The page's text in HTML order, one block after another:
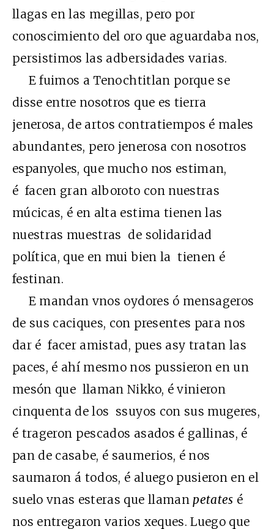
llagas en las megillas, pero por
conoscimiento del oro que aguardaba nos,
persistimos las adbersidades varias.
E fuimos a Tenochtitlan porque se
disse entre nosotros que es tierra
jenerosa, de artos contratiempos é males
abundantes, pero jenerosa con nosotros
espanyoles, que mucho nos estiman,
é facen gran alboroto con nuestras
múcicas, é en alta estima tienen las
nuestras muestras de solidaridad
política, que en mui bien la tienen é
festinan.
E mandan vnos oydores ó mensageros
de sus caciques, con presentes para nos
dar é facer amistad, pues asy tratan las
paces, é ahí mesmo nos pussieron en un
mesón que llaman Nikko, é vinieron
cinquenta de los ssuyos con sus mugeres,
é trageron pescados asados é gallinas, é
pan de casabe, é saumerios, é nos
saumaron á todos, é aluego pusieron en el
suelo vnas esteras que llaman petates é
nos entregaron varios xeques. Luego que